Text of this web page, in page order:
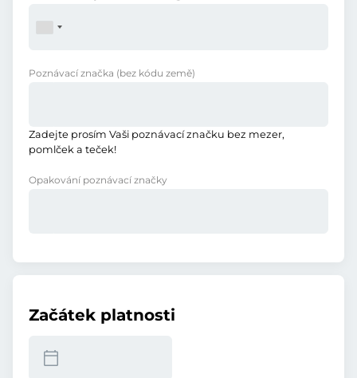
Poznávací značka (bez kódu země)
Zadejte prosím Vaši poznávací značku bez mezer,
pomlček a teček!
Opakování poznávací značky
Začátek platnosti